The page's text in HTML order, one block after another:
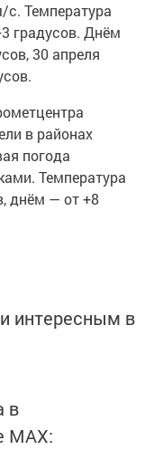
Температура
градусов. Днём
30 апреля
в районах
погода
Температура
днём — от +8
интересным в
в
MАХ: